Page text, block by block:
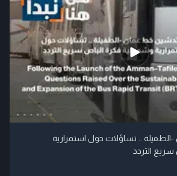
.. تساؤلات حول استمرارية
التردد